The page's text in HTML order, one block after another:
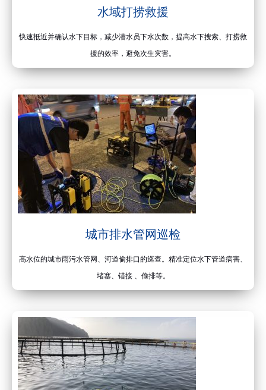
水域打捞救援
快速抵近并确认水下目标，减少潜水员下水次数，提高水下搜索、打捞救
援的效率，避免次生灾害。
城市排水管网巡检
高水位的城市雨污水管网、河道偷排口的巡查。精准定位水下管道病害、
堵塞、错接 、偷排等。